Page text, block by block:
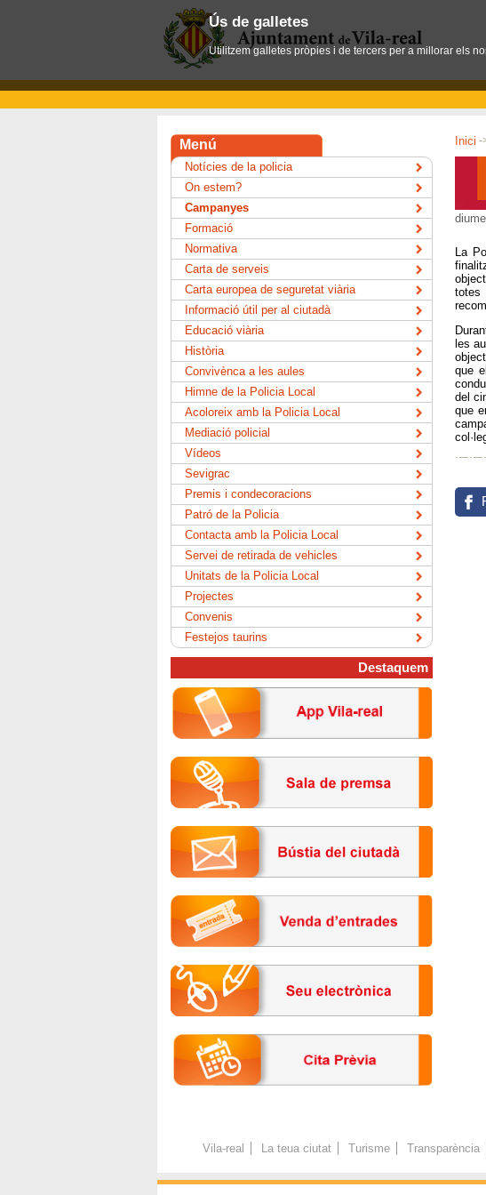
Inici -
La
les
que
del
que
Menú
Notícies de la policia
On estem?
Campanyes
Formació
Normativa
Carta de serveis
Carta europea de seguretat viària
Informació útil per al ciutadà
Educació viària
Història
Convivènca a les aules
Himne de la Policia Local
Acoloreix amb la Policia Local
Mediació policial
Vídeos
Sevigrac
Premis i condecoracions
Patró de la Policia
Contacta amb la Policia Local
Servei de retirada de vehicles
Unitats de la Policia Local
Projectes
Convenis
Festejos taurins
Destaquem
Vila-real La teua ciutat Turisme Transparència
Ús de galletes
Utilitzem galletes pròpies i de tercers per a millorar els